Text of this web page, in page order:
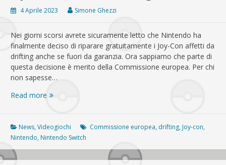
4 Aprile 2023 Simone Ghezzi
Nei giorni scorsi avrete sicuramente letto che Nintendo ha
finalmente deciso di riparare gratuitamente i Joy-Con affetti da
drifting anche se fuori da garanzia. Ora sappiamo che parte di
questa decisione è merito della Commissione europea. Per chi
non sapesse…
Read more La
ha
chiesto
a
Nintendo
News,Videogiochi Commissione europea, drifting, Joy-con,
Nintendo, Nintendo Switch